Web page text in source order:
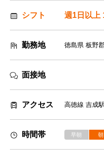
シフト 週1日以上
勤務地 徳島県 板野
面接地
アクセス 高徳線 吉成駅
時間帯 早朝 朝